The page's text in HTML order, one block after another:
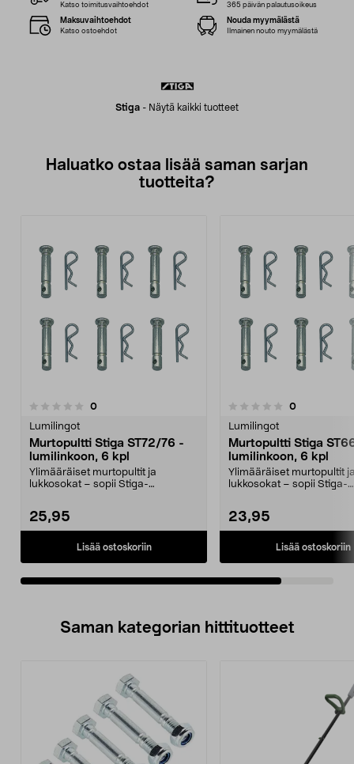
Stiga - Näytä kaikki tuotteet
Katso toimitusvaihtoehdot 365 päivän palautusoikeus
Maksuvaihtoehdot
Katso ostoehdot
Nouda myymälästä
Ilmainen nouto myymälästä
Haluatko ostaa lisää saman sarjan
tuotteita?
0arvostelut
Lumilingot
Murtopultti Stiga ST72/76 -
lumilinkoon, 6 kpl
Ylimääräiset murtopultit ja
lukkosokat – sopii Stiga-
25,95
Lisää ostoskoriin
0.0 viidestä
0arvostelut
Lumilingot
Murtopultti Stiga
lumilinkoon, 6 kpl
Ylimääräiset murtopultit
lukkosokat – sopii Stiga-
23,95
Lisää ostoskoriin
Saman kategorian hittituotteet